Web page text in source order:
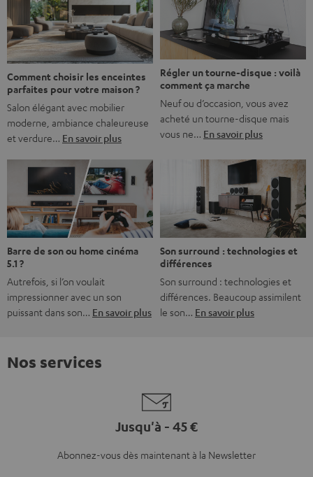
l’immersion. Rassurez-vous, on a tous vécu ça. Mais la
bonne nouvelle, c’est […]
Comment choisir les enceintes
parfaites pour votre maison ?
Salon élégant avec mobilier
moderne, ambiance chaleureuse
et verdure… En savoir plus
Régler un tourne-disque : voilà
comment ça marche
Neuf ou d’occasion, vous avez
acheté un tourne-disque mais
vous ne… En savoir plus
Barre de son ou home cinéma
5.1 ?
Autrefois, si l’on voulait
impressionner avec un son
puissant dans son… En savoir plus
Son surround : technologies et
différences
Son surround : technologies et
différences. Beaucoup assimilent
le son… En savoir plus
Nos services
Jusqu'à - 45 €
Abonnez-vous dès maintenant à la Newsletter